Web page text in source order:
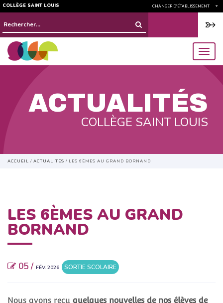
COLLÈGE SAINT LOUIS CHANGER D'ÉTABLISSEMENT
Rechercher :
menu
ACTUALITÉS
COLLÈGE SAINT LOUIS
ACCUEIL / ACTUALITÉS / LES 6ÈMES AU GRAND BORNAND
LES 6ÈMES AU GRAND
BORNAND
05 / FÉV. 2026 SORTIE SCOLAIRE
Nous avons reçu quelques nouvelles de nos élèves de